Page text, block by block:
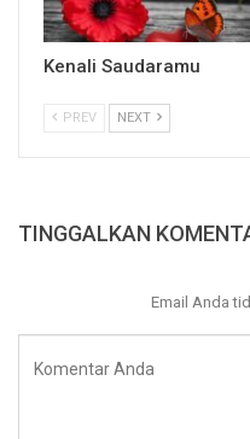
Kenali Saudaramu
PREV NEXT
TINGGALKAN
Email Anda